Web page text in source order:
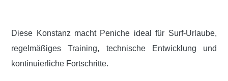
Diese Konstanz macht Peniche ideal für Surf-Urlaube,
regelmäßiges Training, technische Entwicklung und
kontinuierliche Fortschritte.